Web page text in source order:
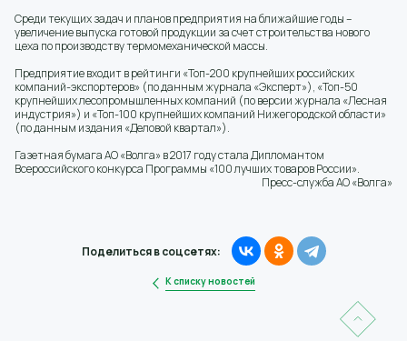
Среди текущих задач и планов предприятия на ближайшие годы –
увеличение выпуска готовой продукции за счет строительства нового
цеха по производству термомеханической массы.
Предприятие входит в рейтинги «Топ-200 крупнейших российских
компаний-экспортеров» (по данным журнала «Эксперт»), «Топ-50
крупнейших лесопромышленных компаний (по версии журнала «Лесная
индустрия») и «Топ-100 крупнейших компаний Нижегородской области»
(по данным издания «Деловой квартал»).
Газетная бумага АО «Волга» в 2017 году стала Дипломантом
Всероссийского конкурса Программы «100 лучших товаров России».
Пресс-служба АО «Волга»
К списку новостей
Поделиться в соцсетях: